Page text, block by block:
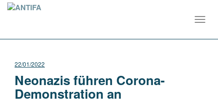
22/01/2022
Neonazis führen Corona-
Demonstration an